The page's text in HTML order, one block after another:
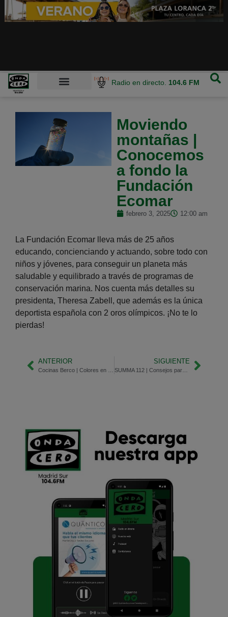
Radio en directo. 104.6 FM
Moviendo
montañas |
Conocemos
a fondo la
Fundación
Ecomar
febrero 3, 2025 12:00 am
La Fundación Ecomar lleva más de 25 años
educando, concienciando y actuando, sobre todo con
niños y jóvenes, para conseguir un planeta más
saludable y equilibrado a través de programas de
conservación marina. Nos cuenta más detalles su
presidenta, Theresa Zabell, que además es la única
deportista española con 2 oros olímpicos. ¡No te lo
pierdas!
ANTERIOR SIGUIENTE
SUMMA 112 | Consejos para el frío